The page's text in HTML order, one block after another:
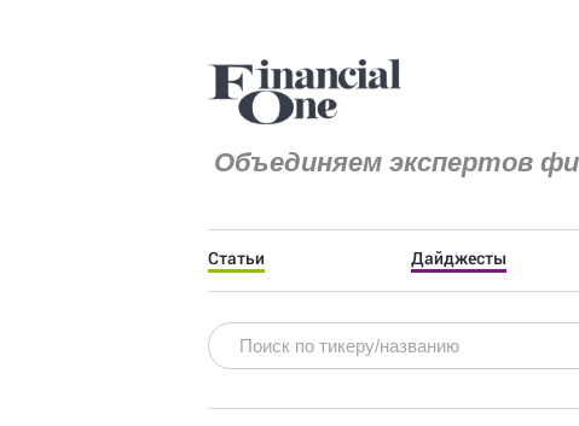
Объединяем экспертов
Статьи Дайджесты